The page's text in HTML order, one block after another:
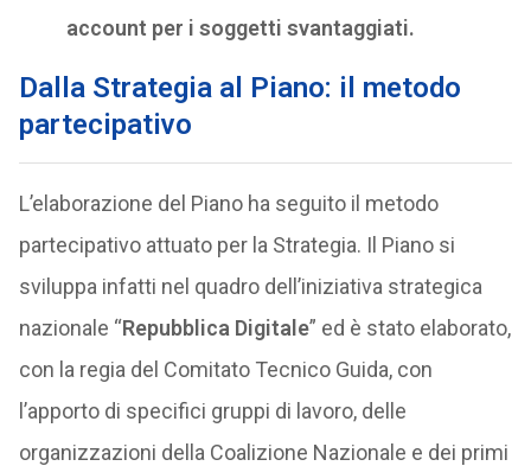
account per i soggetti svantaggiati.
Dalla Strategia al Piano: il metodo
partecipativo
L’elaborazione del Piano ha seguito il metodo
partecipativo attuato per la Strategia. Il Piano si
sviluppa infatti nel quadro dell’iniziativa strategica
nazionale “Repubblica Digitale” ed è stato elaborato,
con la regia del Comitato Tecnico Guida, con
l’apporto di specifici gruppi di lavoro, delle
organizzazioni della Coalizione Nazionale e dei primi